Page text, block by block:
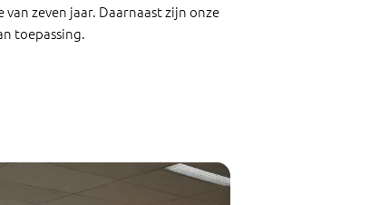
zeven jaar. Daarnaast zijn onze
toepassing.